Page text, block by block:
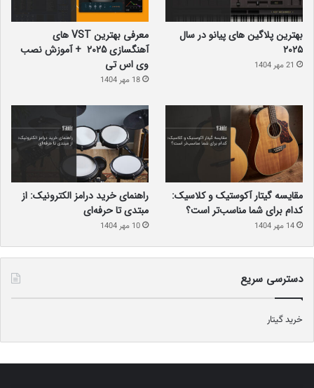
بهترین پلاگین‌ های پیانو در سال
۲۰۲۵
21 مهر 1404
معرفی بهترین VST های
آهنگسازی 2025 + آموزش نصب
وی اس تی
18 مهر 1404
مقایسه گیتار آکوستیک و کلاسیک:
کدام برای شما مناسب‌تر است؟
14 مهر 1404
راهنمای خرید درامز الکترونیک: از
مبتدی تا حرفه‌ای
10 مهر 1404
دسترسی سریع
خرید گیتار